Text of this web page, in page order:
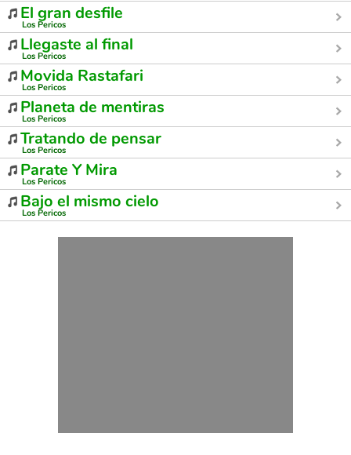
El gran desfile
Los Pericos
Llegaste al final
Los Pericos
Movida Rastafari
Los Pericos
Planeta de mentiras
Los Pericos
Tratando de pensar
Los Pericos
Parate Y Mira
Los Pericos
Bajo el mismo cielo
Los Pericos